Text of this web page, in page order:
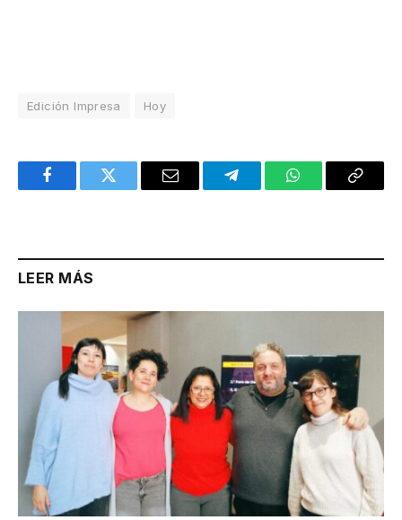
Edición Impresa Hoy
FacebookTwitter Email TelegramWhatsAppCopy
LEER MÁS